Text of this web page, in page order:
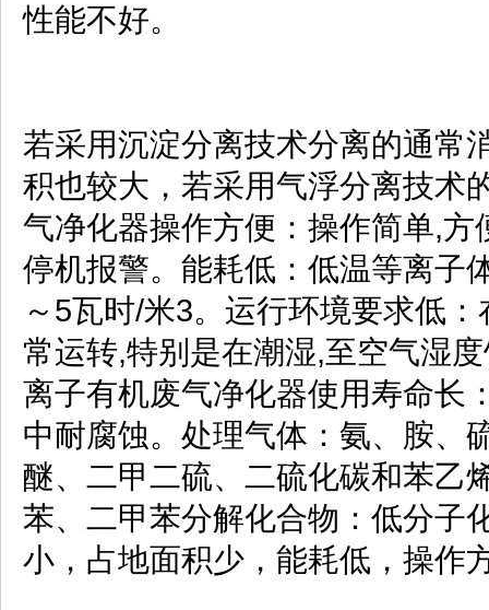
性能不好。
若采用沉淀分离技术分离的通常
积也较大，若采用气浮分离技术
气净化器操作方便：操作简单,
停机报警。能耗低：低温等离子
～5瓦时/米3。运行环境要求低
常运转,特别是在潮湿,至空气湿
离子有机废气净化器使用寿命长
中耐腐蚀。处理气体：氨、胺、
醚、二甲二硫、二硫化碳和苯乙
苯、二甲苯分解化合物：低分子
小，占地面积少，能耗低，操作